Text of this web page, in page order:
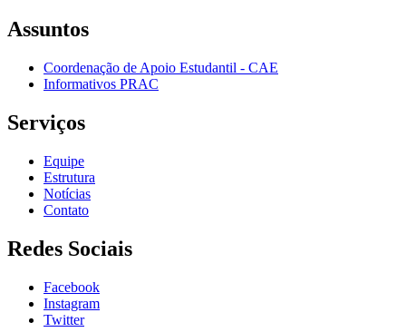
Assuntos
Coordenação de Apoio Estudantil - CAE
Informativos PRAC
Serviços
Equipe
Estrutura
Notícias
Contato
Redes Sociais
Facebook
Instagram
Twitter